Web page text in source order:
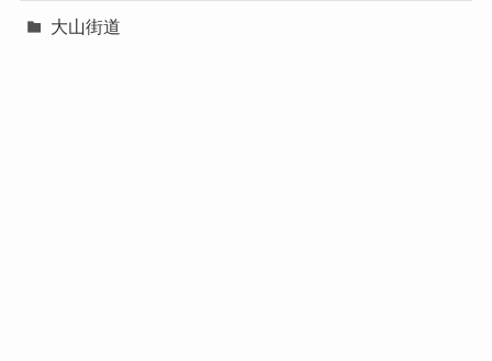
大山街道